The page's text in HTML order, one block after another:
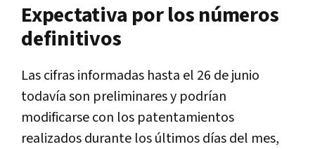
Expectativa por los números
definitivos
Las cifras informadas hasta el 26 de junio
todavía son preliminares y podrían
modificarse con los patentamientos
realizados durante los últimos días del mes,